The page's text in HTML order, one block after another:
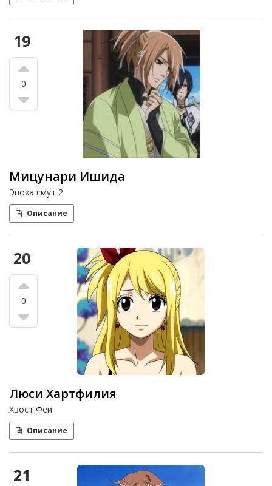
19
0
Мицунари Ишида
Эпоха смут 2
Описание
20
0
Люси Хартфилия
Хвост Феи
Описание
21